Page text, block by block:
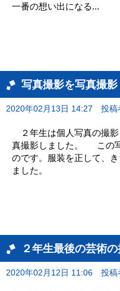
一番の想い出になる...
写真撮影を写真撮影
2020年02月13日 14:27 投稿
２年生は個人写真の撮
真撮影しました。 この
のです。服装を正して、
ました。
２年生最後の芸術
2020年02月12日 11:06 投稿